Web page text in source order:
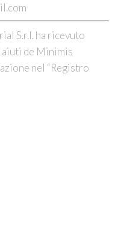
S.r.l. ha ricevuto
aiuti de Minimis
nel “Registro